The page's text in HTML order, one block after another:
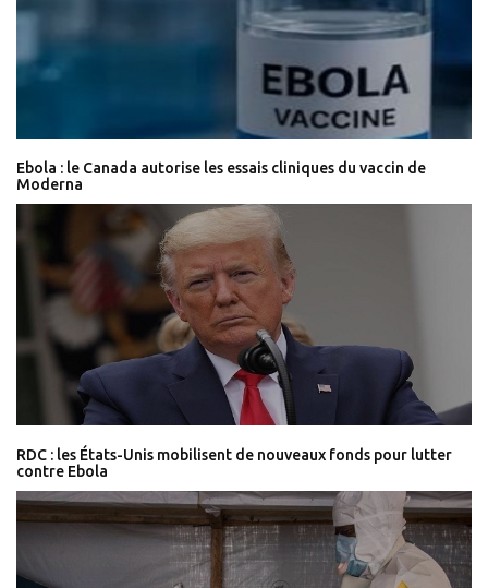
Ebola : le Canada autorise les essais cliniques du vaccin de
Moderna
RDC : les États-Unis mobilisent de nouveaux fonds pour lutter
contre Ebola